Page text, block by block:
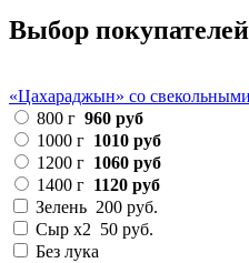
Выбор покупателей
«Цахараджын» со
800 г 960 руб
1000 г 1010 руб
1200 г 1060 руб
1400 г 1120 руб
Зелень 200 руб.
Сыр х2 50 руб.
Без лука